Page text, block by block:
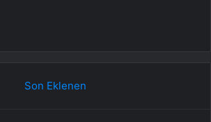
Son Eklenen